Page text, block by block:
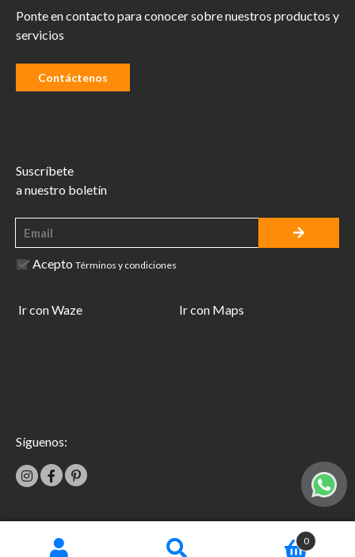
0
Ponte en contacto para conocer sobre nuestros productos y
servicios
Contáctenos
Suscríbete
a nuestro boletín
Acepto Términos y condiciones
Ir con Waze Ir con Maps
Síguenos:
Términos y condiciones